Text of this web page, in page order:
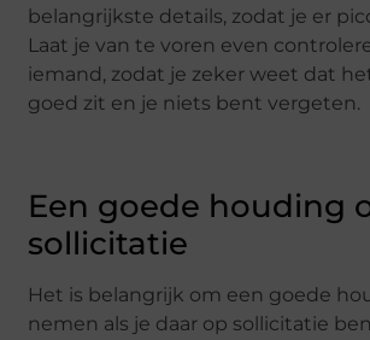
belangrijkste details, zodat je er
Laat je van te voren even
iemand, zodat je zeker weet dat
goed zit en je niets bent vergeten.
Een goede houding
sollicitatie
Het is belangrijk om een goede
nemen als je daar op sollicitatie